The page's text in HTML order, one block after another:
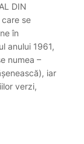
DIN
se
în
anului 1961,
numea –
iar
verzi,